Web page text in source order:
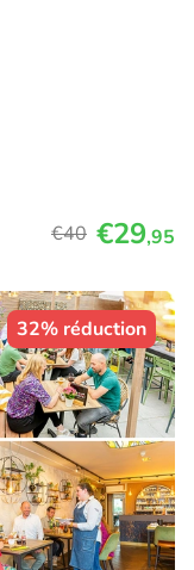
€40 €29,95
32% réduction